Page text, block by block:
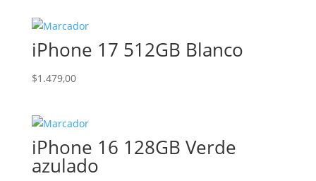
iPhone 17 512GB Blanco
$1.479,00
iPhone 16 128GB Verde
azulado